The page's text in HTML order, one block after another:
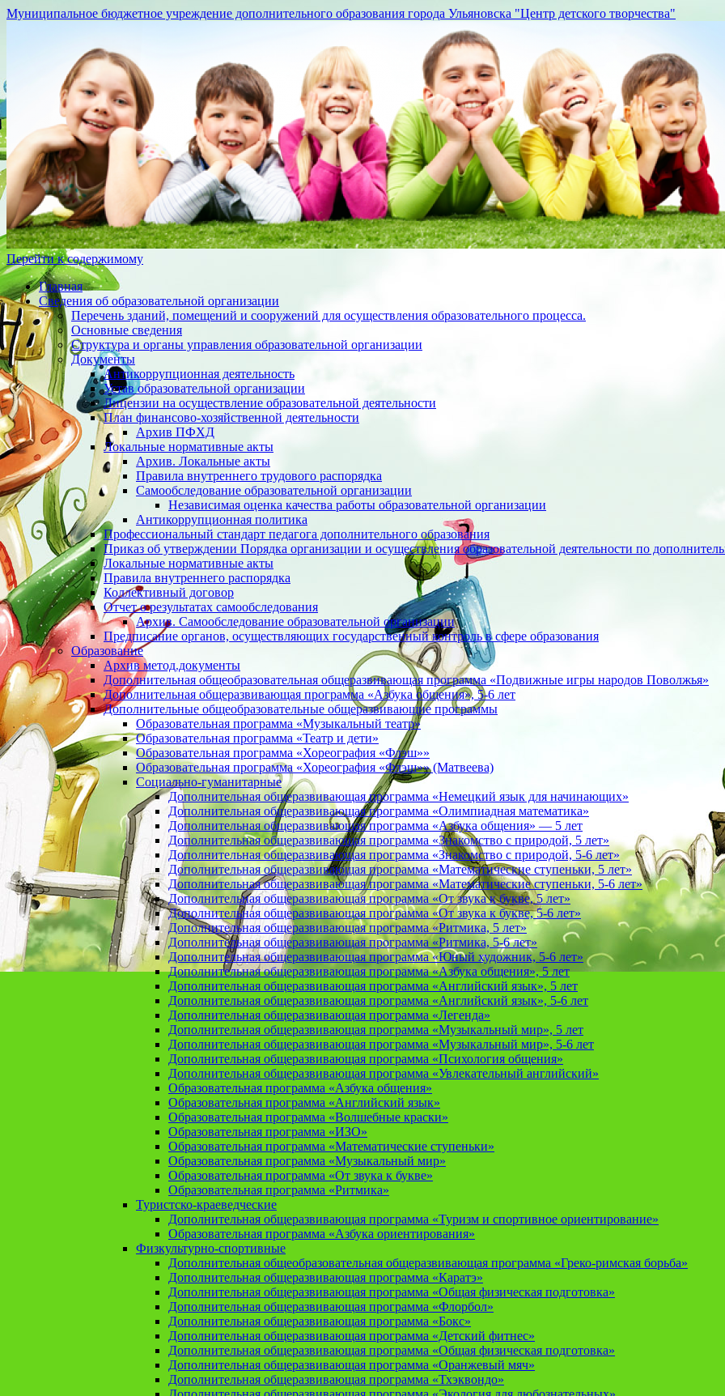
Муниципальное бюджетное учреждение дополнительного образования города Ульяновска "Центр детского творчества"
Перейти к содержимому
Главная
Сведения об образовательной организации
Перечень зданий, помещений и сооружений для осуществления образовательного процесса.
Основные сведения
Структура и органы управления образовательной организации
Документы
Антикоррупционная деятельность
Устав образовательной организации
Лицензии на осуществление образовательной деятельности
План финансово-хозяйственной деятельности
Архив ПФХД
Локальные нормативные акты
Архив. Локальные акты
Правила внутреннего трудового распорядка
Cамообследование образовательной организации
Независимая оценка качества работы образовательной организации
Антикоррупционная политика
Профессиональный стандарт педагога дополнительного образования
Приказ об утверждении Порядка организации и осуществления образовательной деятельности по
Локальные нормативные акты
Правила внутреннего распорядка
Коллективный договор
Отчет о результатах самообследования
Архив. Cамообследование образовательной организации
Предписание органов, осуществляющих государственный контроль в сфере образования
Образование
Архив метод.документы
Дополнительная общеобразовательная общеразвивающая программа «Подвижные игры народов Поволжья»
Дополнительная общеразвивающая программа «Азбука общения», 5-6 лет
Дополнительные общеобразовательные общеразвивающие программы
Образовательная программа «Музыкальный театр»
Образовательная программа «Театр и дети»
Образовательная программа «Хореография «Флэш»»
Образовательная программа «Хореография «Флэш»» (Матвеева)
Социально-гуманитарные
Дополнительная общеразвивающая программа «Немецкий язык для начинающих»
Дополнительная общеразвивающая программа «Олимпиадная математика»
Дополнительная общеразвивающая программа «Азбука общения» — 5 лет
Дополнительная общеразвивающая программа «Знакомство с природой, 5 лет»
Дополнительная общеразвивающая программа «Знакомство с природой, 5-6 лет»
Дополнительная общеразвивающая программа «Математические ступеньки, 5 лет»
Дополнительная общеразвивающая программа «Математические ступеньки, 5-6 лет»
Дополнительная общеразвивающая программа «От звука к букве, 5 лет»
Дополнительная общеразвивающая программа «От звука к букве, 5-6 лет»
Дополнительная общеразвивающая программа «Ритмика, 5 лет»
Дополнительная общеразвивающая программа «Ритмика, 5-6 лет»
Дополнительная общеразвивающая программа «Юный художник, 5-6 лет»
Дополнительная общеразвивающая программа «Азбука общения», 5 лет
Дополнительная общеразвивающая программа «Английский язык», 5 лет
Дополнительная общеразвивающая программа «Английский язык», 5-6 лет
Дополнительная общеразвивающая программа «Легенда»
Дополнительная общеразвивающая программа «Музыкальный мир», 5 лет
Дополнительная общеразвивающая программа «Музыкальный мир», 5-6 лет
Дополнительная общеразвивающая программа «Психология общения»
Дополнительная общеразвивающая программа «Увлекательный английский»
Образовательная программа «Азбука общения»
Образовательная программа «Английский язык»
Образовательная программа «Волшебные краски»
Образовательная программа «ИЗО»
Образовательная программа «Математические ступеньки»
Образовательная программа «Музыкальный мир»
Образовательная программа «От звука к букве»
Образовательная программа «Ритмика»
Туристско-краеведческие
Дополнительная общеразвивающая программа «Туризм и спортивное ориентирование»
Образовательная программа «Азбука ориентирования»
Физкультурно-спортивные
Дополнительная общеобразовательная общеразвивающая программа «Греко-римская борьба»
Дополнительная общеразвивающая программа «Каратэ»
Дополнительная общеразвивающая программа «Общая физическая подготовка»
Дополнительная общеразвивающая программа «Флорбол»
Дополнительная общеразвивающая программа «Бокс»
Дополнительная общеразвивающая программа «Детский фитнес»
Дополнительная общеразвивающая программа «Общая физическая подготовка»
Дополнительная общеразвивающая программа «Оранжевый мяч»
Дополнительная общеразвивающая программа «Тхэквондо»